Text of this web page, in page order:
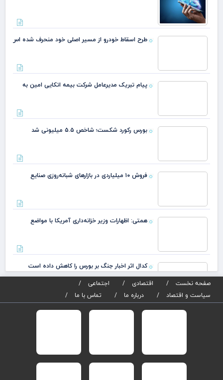
طرح اسقاط خودرو از مسیر اصلی خود منحرف شده اس
پیام تبریک مدیرعامل شرکت بیمه اتکایی امین به
بورس رکورد
فروش ۱۰
میلیاردی در
شبانه‌روزی
کدال اثر اخبار
جنگ بر بورس را
پیشرفت‌های فناوری چین به مذاق آمریکا خوش نیام صفحه نخست اقتصادی
اجتماعی
سیاست و اقتصاد
درباره ما تماس با ما